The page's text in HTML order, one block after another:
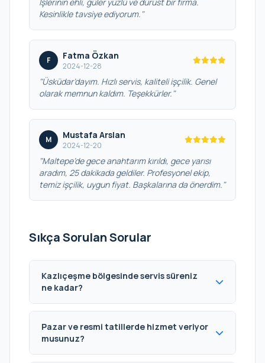
Kesinlikle tavsiye ediyorum."
F Fatma Özkan
2024-12-28
"Üsküdar’dayım. Hızlı servis, kaliteli işçilik. Genel
olarak memnun kaldım. Teşekkürler."
M Mustafa Arslan
2024-12-20
"Maltepe’de gece anahtarım kırıldı, gece yarısı
aradım, 25 dakikada geldiler. Profesyonel ekip,
temiz işçilik, uygun fiyat. Başkalarına da önerdim."
Sıkça Sorulan Sorular
Kazlıçeşme bölgesinde servis süreniz
ne kadar?
Pazar ve resmi tatillerde hizmet veriyor
musunuz?